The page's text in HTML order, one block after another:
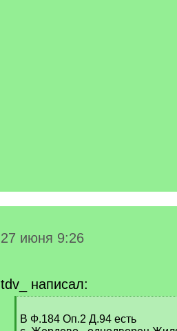
27 июня 9:26
tdv_ написал:
q
В Ф.184 Оп.2 Д.94 есть